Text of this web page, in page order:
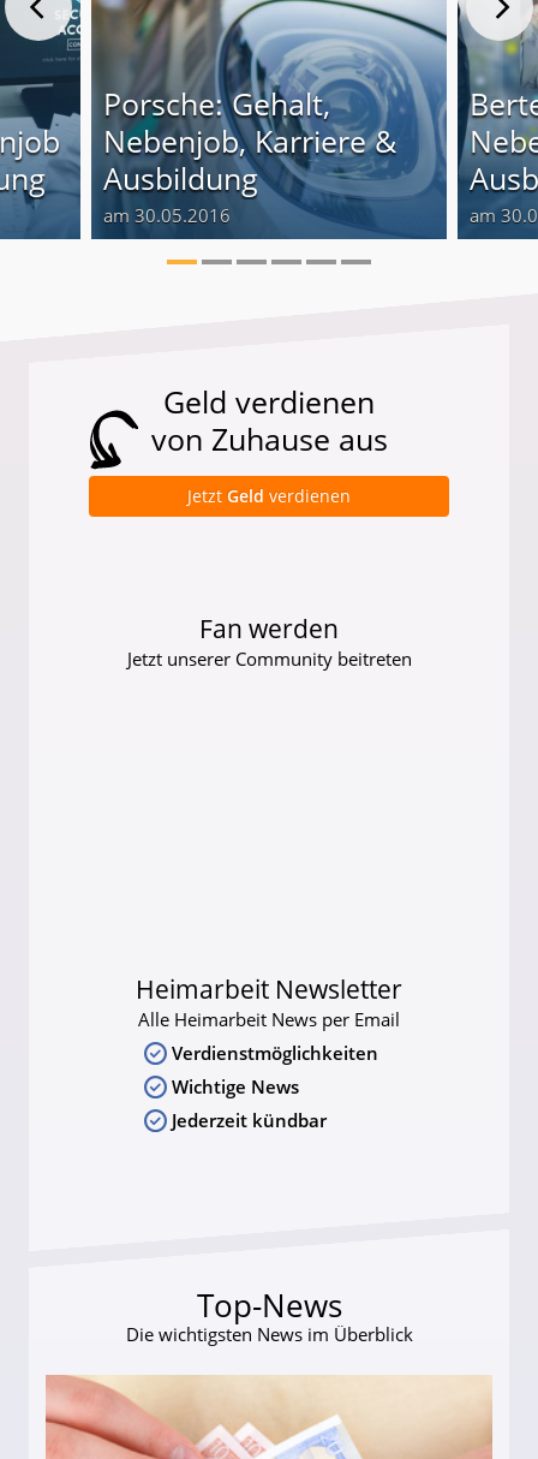
Porsche: Gehalt,
Nebenjob, Karriere &
Ausbildung
am 30.05.2016 am
Geld verdienen
von Zuhause aus
Jetzt Geld verdienen
Fan werden
Jetzt unserer Community beitreten
Heimarbeit Newsletter
Alle Heimarbeit News per Email
Verdienstmöglichkeiten
Wichtige News
Jederzeit kündbar
Top-News
Die wichtigsten News im Überblick